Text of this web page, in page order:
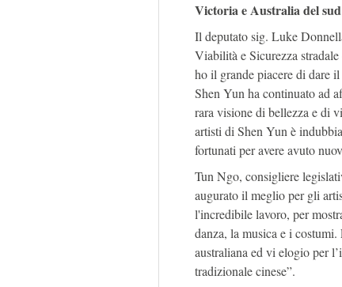
Victoria e Australia del sud
Il deputato sig. Luke
Viabilità e Sicurezza
ho il grande piacere di dare
Shen Yun ha continuato ad
rara visione di bellezza e di
artisti di Shen Yun è
fortunati per avere avuto
Tun Ngo, consigliere
augurato il meglio per gli
l'incredibile lavoro, per
danza, la musica e i
australiana ed vi elogio per
tradizionale cinese”.